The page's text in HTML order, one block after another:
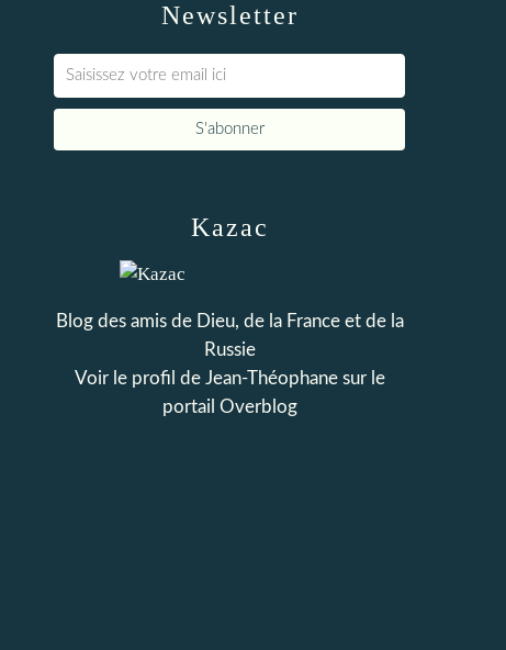
Newsletter
Kazac
Blog des amis de Dieu, de la France et de la
Russie
Voir le profil de Jean-Théophanesur le
portail Overblog